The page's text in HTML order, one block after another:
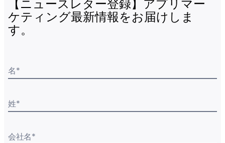
【ニュースレター登録】アプリマー
ケティング最新情報をお届けしま
す。
名*
姓*
会社名*